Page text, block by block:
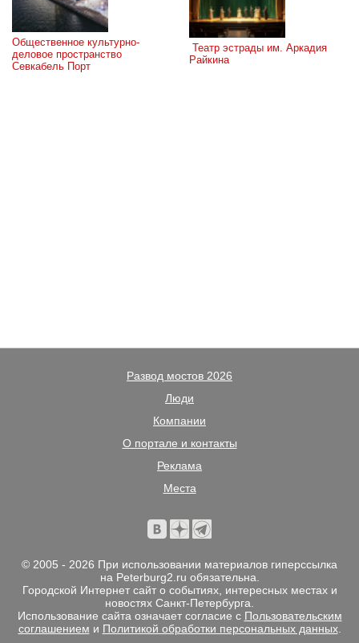
Общественное культурно-
деловое пространство
Севкабель Порт
Райкина
Развод мостов 2026
Люди
Компании
О портале и контакты
Реклама
Места
© 2005 - 2026 При использовании материалов гиперссылка
на Peterburg2.ru обязательна.
Городской Интернет сайт о событиях, интересных местах и
новостях Санкт-Петербурга.
Использование сайта означает согласие с Пользовательским
соглашением и Политикой обработки персональных данных.